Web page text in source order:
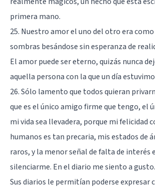
primera mano.
25. Nuestro amor el uno del otro era
sombras besándose sin esperanza de
El amor puede ser eterno, quizás nunca
aquella persona con la que un día
26. Sólo lamento que todos quieran
que es el único amigo firme que tengo, el
mi vida sea llevadera, porque mi felicidad
humanos es tan precaria, mis estados de
raros, y la menor señal de falta de interés
silenciarme. En el diario me siento a gusto.
Sus diarios le permitían poderse expresar